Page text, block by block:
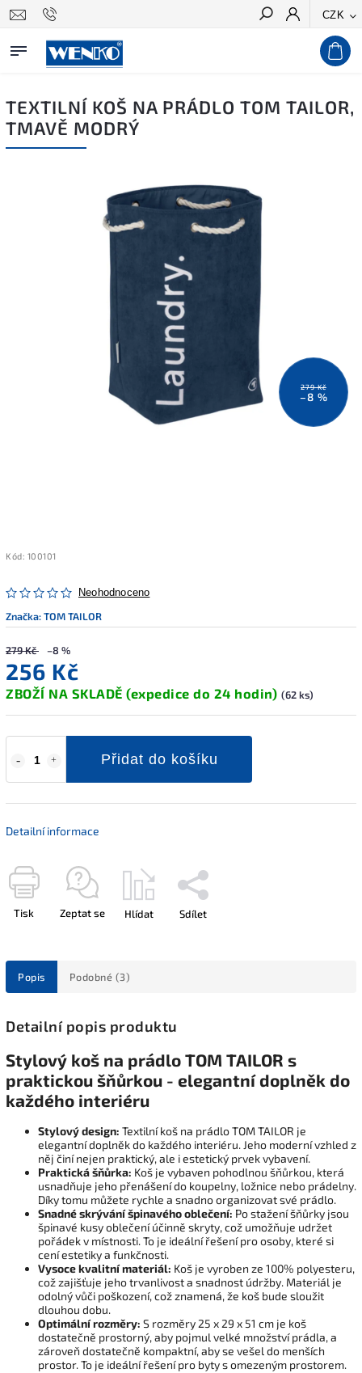
CZK
Hledat
TEXTILNÍ KOŠ NA PRÁDLO TOM TAILOR,
TMAVĚ MODRÝ
279 Kč
–8 %
Kód: 100101
Neohodnoceno
Značka:TOM TAILOR
279 Kč –8 %
256 Kč
ZBOŽÍ NA SKLADĚ (expedice do 24 hodin) (62 ks)
Přidat do košíku
Detailní informace
Tisk Zeptat se Hlídat Sdílet
Popis Podobné (3)
Detailní popis produktu
Stylový koš na prádlo TOM TAILOR s
praktickou šňůrkou - elegantní doplněk do
každého interiéru
Stylový design: Textilní koš na prádlo TOM TAILOR je
elegantní doplněk do každého interiéru. Jeho moderní vzhled z
něj činí nejen praktický, ale i estetický prvek vybavení.
Praktická šňůrka: Koš je vybaven pohodlnou šňůrkou, která
usnadňuje jeho přenášení do koupelny, ložnice nebo prádelny.
Díky tomu můžete rychle a snadno organizovat své prádlo.
Snadné skrývání špinavého oblečení: Po stažení šňůrky jsou
špinavé kusy oblečení účinně skryty, což umožňuje udržet
pořádek v místnosti. To je ideální řešení pro osoby, které si
cení estetiky a funkčnosti.
Vysoce kvalitní materiál: Koš je vyroben ze 100% polyesteru,
což zajišťuje jeho trvanlivost a snadnost údržby. Materiál je
odolný vůči poškození, což znamená, že koš bude sloužit
dlouhou dobu.
Optimální rozměry: S rozměry 25 x 29 x 51 cm je koš
dostatečně prostorný, aby pojmul velké množství prádla, a
zároveň dostatečně kompaktní, aby se vešel do menších
prostor. To je ideální řešení pro byty s omezeným prostorem.